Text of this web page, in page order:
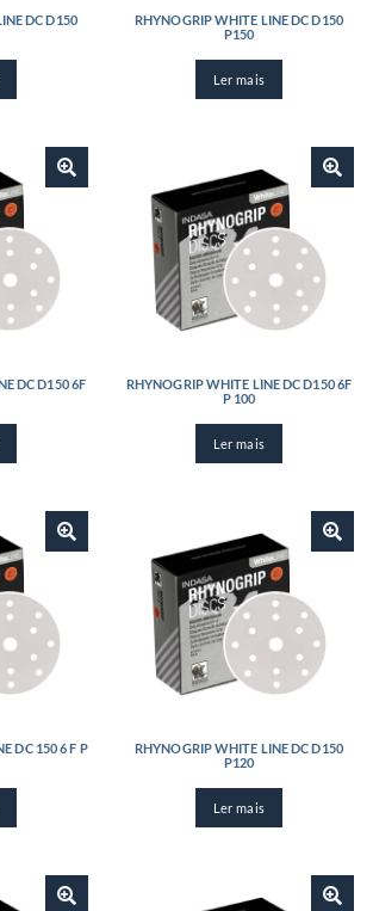
DC D150
RHYNOGRIP WHITE LINE DC D150
P150
Ler mais
DC D150 6F
RHYNOGRIP WHITE LINE DC D150 6F
P 100
Ler mais
DC 150 6 F P
RHYNOGRIP WHITE LINE DC D150
P120
Ler mais